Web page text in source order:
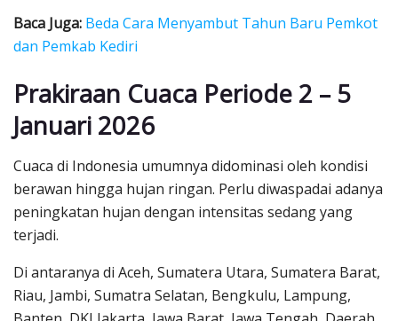
Baca Juga: Beda Cara Menyambut Tahun Baru Pemkot
dan Pemkab Kediri
Prakiraan Cuaca Periode 2 – 5
Januari 2026
Cuaca di Indonesia umumnya didominasi oleh kondisi
berawan hingga hujan ringan. Perlu diwaspadai adanya
peningkatan hujan dengan intensitas sedang yang
terjadi.
Di antaranya di Aceh, Sumatera Utara, Sumatera Barat,
Riau, Jambi, Sumatra Selatan, Bengkulu, Lampung,